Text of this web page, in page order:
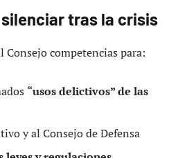
tras la crisis
Consejo competencias para:
“usos delictivos” de las
y al Consejo de Defensa